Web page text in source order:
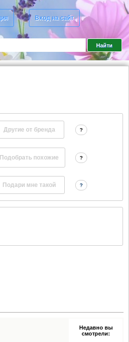
Вход на сайт
Другие от бренда ?
?
?
Недавно вы
смотрели: